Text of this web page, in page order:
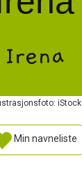
Irena
iStock
Min navneliste